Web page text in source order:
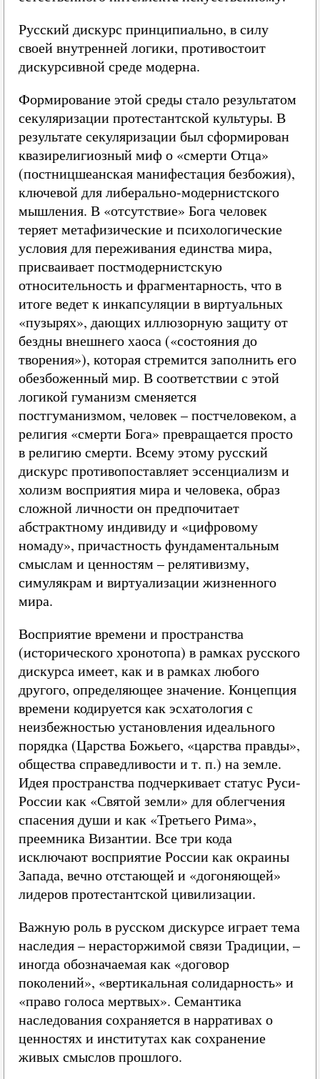
Русский дискурс принципиально, в силу
своей внутренней логики, противостоит
дискурсивной среде модерна.
Формирование этой среды стало результатом
секуляризации протестантской культуры. В
результате секуляризации был сформирован
квазирелигиозный миф о «смерти Отца»
(постницшеанская манифестация безбожия),
ключевой для либерально-модернистского
мышления. В «отсутствие» Бога человек
теряет метафизические и психологические
условия для переживания единства мира,
присваивает постмодернистскую
относительность и фрагментарность, что в
итоге ведет к инкапсуляции в виртуальных
«пузырях», дающих иллюзорную защиту от
бездны внешнего хаоса («состояния до
творения»), которая стремится заполнить его
обезбоженный мир. В соответствии с этой
логикой гуманизм сменяется
постгуманизмом, человек – постчеловеком, а
религия «смерти Бога» превращается просто
в религию смерти. Всему этому русский
дискурс противопоставляет эссенциализм и
холизм восприятия мира и человека, образ
сложной личности он предпочитает
абстрактному индивиду и «цифровому
номаду», причастность фундаментальным
смыслам и ценностям – релятивизму,
симулякрам и виртуализации жизненного
мира.
Восприятие времени и пространства
(исторического хронотопа) в рамках русского
дискурса имеет, как и в рамках любого
другого, определяющее значение. Концепция
времени кодируется как эсхатология с
неизбежностью установления идеального
порядка (Царства Божьего, «царства правды»,
общества справедливости и т. п.) на земле.
Идея пространства подчеркивает статус Руси-
России как «Святой земли» для облегчения
спасения души и как «Третьего Рима»,
преемника Византии. Все три кода
исключают восприятие России как окраины
Запада, вечно отстающей и «догоняющей»
лидеров протестантской цивилизации.
Важную роль в русском дискурсе играет тема
наследия – нерасторжимой связи Традиции, –
иногда обозначаемая как «договор
поколений», «вертикальная солидарность» и
«право голоса мертвых». Семантика
наследования сохраняется в нарративах о
ценностях и институтах как сохранение
живых смыслов прошлого.